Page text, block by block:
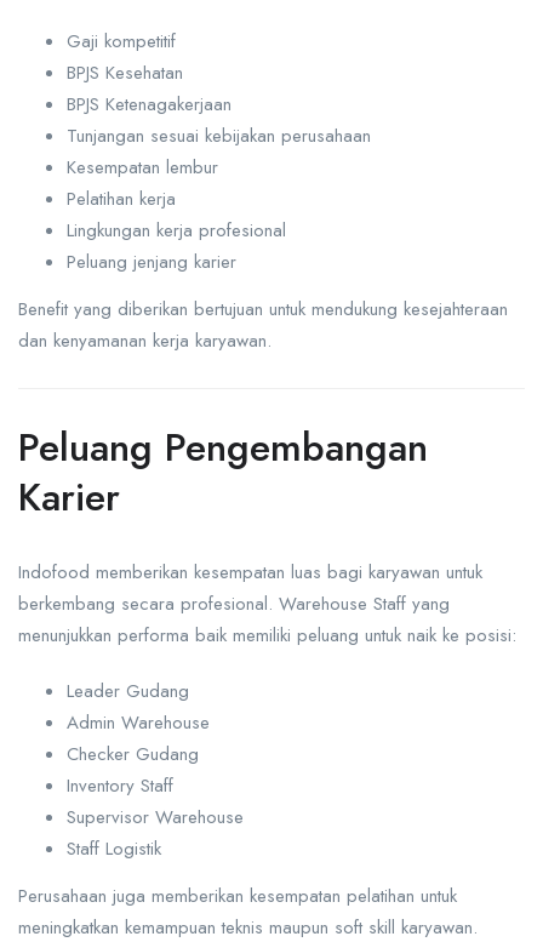
Gaji kompetitif
BPJS Kesehatan
BPJS Ketenagakerjaan
Tunjangan sesuai kebijakan perusahaan
Kesempatan lembur
Pelatihan kerja
Lingkungan kerja profesional
Peluang jenjang karier
Benefit yang diberikan bertujuan untuk mendukung kesejahteraan
dan kenyamanan kerja karyawan.
Peluang Pengembangan
Karier
Indofood memberikan kesempatan luas bagi karyawan untuk
berkembang secara profesional. Warehouse Staff yang
menunjukkan performa baik memiliki peluang untuk naik ke posisi:
Leader Gudang
Admin Warehouse
Checker Gudang
Inventory Staff
Supervisor Warehouse
Staff Logistik
Perusahaan juga memberikan kesempatan pelatihan untuk
meningkatkan kemampuan teknis maupun soft skill karyawan.